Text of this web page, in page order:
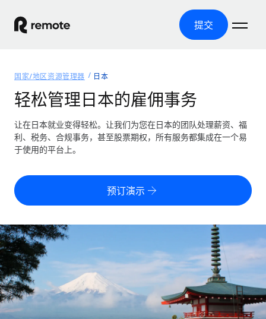
提交
产品
全球招聘
全球薪资管理
轻松运行合规薪资
零实体成本实现全球扩张
全球合规聘用合同工
合同工管理
全球合同工入职与管理
PEO
外包复杂雇佣任务
覆盖全球
美国各州浏览器
Remote 无惧对比
了解我们的竞争优势
成长阶段
资源
工具与计算器
误分类风险计算工具
员工成本计算器
计算任何国家的员工总成本
合同工薪酬结算计算器
探索全球合同工的结算货币选项与结算速度
定价
中文（简体）
English
Nederlands 登录
国家/地区资源管理器 日本
轻松管理日本的雇佣事务
让在日本就业变得轻松。让我们为您在日本的团队处理薪资、福
利、税务、合规事务，甚至股票期权，所有服务都集成在一个易
于使用的平台上。
预订演示